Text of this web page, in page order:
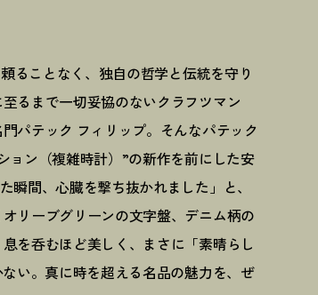
ることなく、独自の哲学と伝統を守り
るまで一切妥協のないクラフツマン
パテック フィリップ。そんなパテック
ョン（複雑時計）”の新作を前にした安
間、心臓を撃ち抜かれました」と、
リーブグリーンの文字盤、デニム柄の
を呑むほど美しく、まさに「素晴らし
い。真に時を超える名品の魅力を、ぜ